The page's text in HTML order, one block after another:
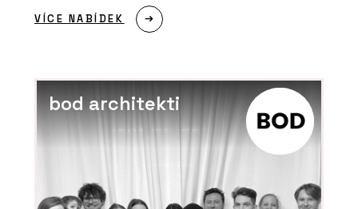
Hliníkové systémy
Schüco: Posunout, nebo
shrnout?
VÍCE NABÍDEK
bod architekti